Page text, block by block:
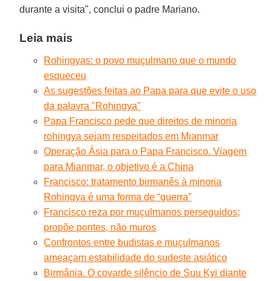
durante a visita", conclui o padre Mariano.
Leia mais
Rohingyas: o povo muçulmano que o mundo
esqueceu
As sugestões feitas ao Papa para que evite o uso
da palavra "Rohingya"
Papa Francisco pede que direitos de minoria
rohingya sejam respeitados em Mianmar
Operação Ásia para o Papa Francisco. Viagem
para Mianmar, o objetivo é a China
Francisco: tratamento birmanês à minoria
Rohingya é uma forma de “guerra”
Francisco reza por muçulmanos perseguidos;
propõe pontes, não muros
Confrontos entre budistas e muçulmanos
ameaçam estabilidade do sudeste asiático
Birmânia. O covarde silêncio de Suu Kyi diante